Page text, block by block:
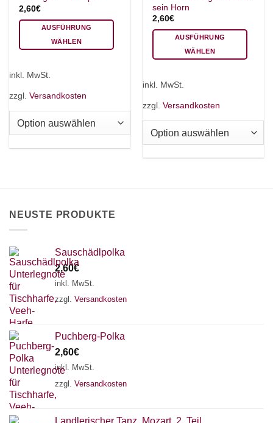
2,60€
AUSFÜHRUNG
WÄHLEN
weist
mehrere
auf.
gewählt
inkl. MwSt.
zzgl. Versandkosten
sein Horn
2,60€
AUSFÜHRUNG
WÄHLEN
mehrere
auf.
inkl. MwSt.
zzgl. Versandkosten
NEUSTE PRODUKTE
Sauschädlpolka
2,60€
inkl. MwSt.
zzgl. Versandkosten
Puchberg-Polka
2,60€
inkl. MwSt.
zzgl. Versandkosten
Landlerischer Tanz, Mozart, 2. Teil
Chat Support